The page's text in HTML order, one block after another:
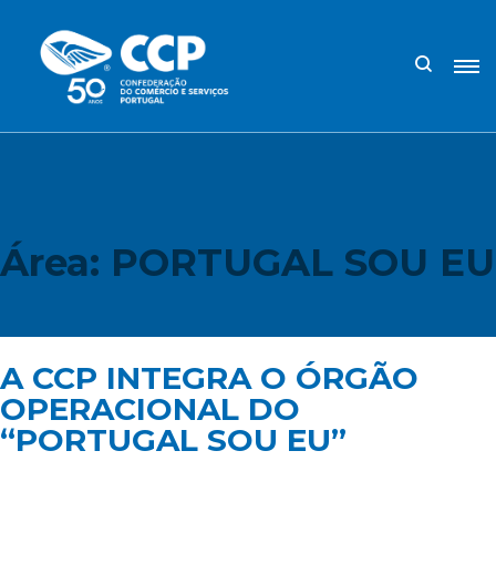
Área: PORTUGAL SOU EU
A CCP INTEGRA O ÓRGÃO
OPERACIONAL DO
“PORTUGAL SOU EU”